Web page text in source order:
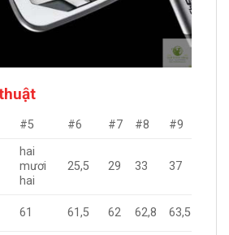
#5 #6 #7 #8 #9
hai
mươi
hai
25,5 29 33 37
61 61,5 62 62,8 63,5